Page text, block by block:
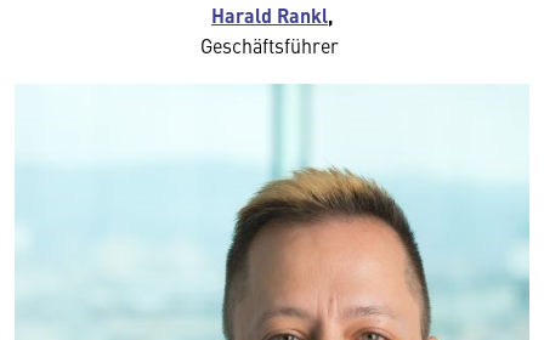
Harald Rankl,
Geschäftsführer